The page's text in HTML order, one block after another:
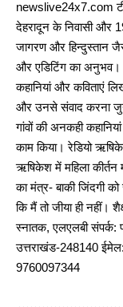
newslive24x7.com
देहरादून के निवासी और
जागरण और हिन्दुस्तान जैसे
और एडिटिंग का
कहानियां और कविताएं
और उनसे संवाद करना
गांवों की अनकही
काम किया। रेडियो
ऋषिकेश में महिला कीर्तन
का मंत्र- बाकी जिंदगी
कि मैं तो जीया ही नहीं।
स्नातक, एलएलबी संपर्क:
उत्तराखंड-248140
9760097344